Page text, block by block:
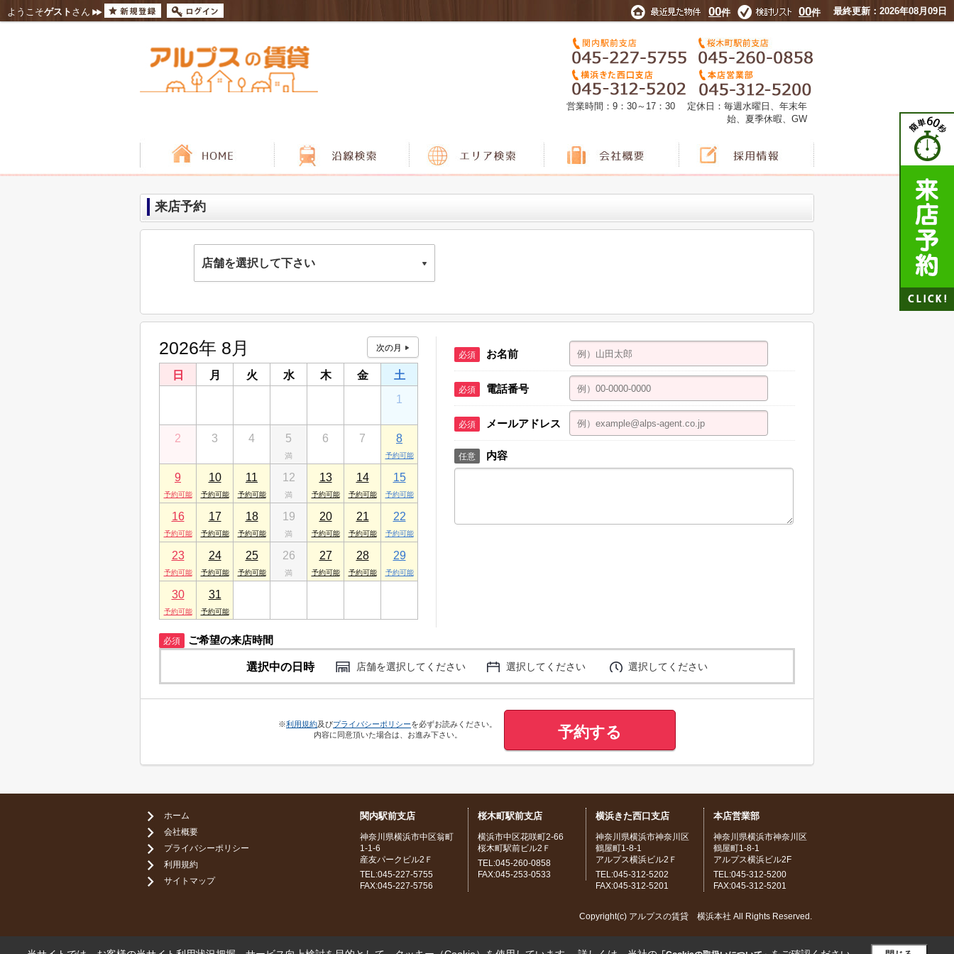
ようこそゲスト さん 00件 00件 最終更新：2026年08月09日
営業時間：9：30～17：30 定休日：毎週水曜日、年末年
始、夏季休暇、GW
来店予約
店舗を選択して下さい
神奈川県横浜市中区花咲町２丁目66 桜木町駅前ビル 2F
アルプスの賃貸 横浜本社
神奈川県横浜市神奈川区鶴屋町１丁目8-1 アルプス横浜ビル
2026年 8月
日 月 火 水 木 金
土
1
2 3 4 5 6 7 8
9 10 11 12 13 14 15
16 17 18 19 20 21 22
23 24 25 26 27 28 29
30 31
必須 ご希望の来店時間
必須 お名前
必須 電話番号
必須 メールアドレス
任意 内容
選択中の日時 店舗を選択してください 選択してください 選択してください
※利用規約及びプライバシーポリシーを必ずお読みください。
内容に同意頂いた場合は、お進み下さい。
予約する
ホーム
会社概要
プライバシーポリシー
利用規約
サイトマップ
関内駅前支店
神奈川県横浜市中区翁町
1-1-6
産友パークビル2Ｆ
TEL:045-227-5755
FAX:045-227-5756
桜木町駅前支店
横浜市中区花咲町2-66
桜木町駅前ビル2Ｆ
TEL:045-260-0858
FAX:045-253-0533
横浜きた西口支店
神奈川県横浜市神奈川区
鶴屋町1-8-1
アルプス横浜ビル2Ｆ
TEL:045-312-5202
FAX:045-312-5201
本店営業部
神奈川県横浜市神奈川区
鶴屋町1-8-1
アルプス横浜ビル2F
TEL:045-312-5200
FAX:045-312-5201
Copyright(c) アルプスの賃貸 横浜本社 All Rights Reserved.